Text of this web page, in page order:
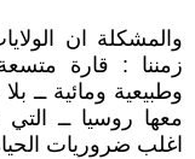
والمشكلة ان
زمننا : قارة
وطبيعية ومائية ــ
معها روسيا ــ
اغلب ضروريات